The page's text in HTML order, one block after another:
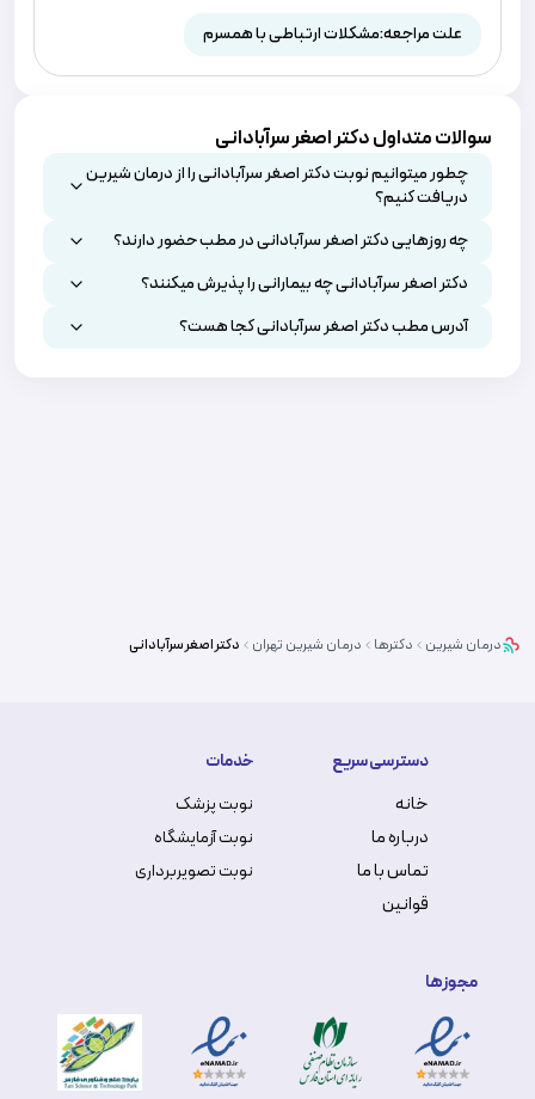
علت مراجعه:مشکلات ارتباطی با همسرم
سوالات متداول دکتر اصغر سرآبادانی
چطور میتوانیم نوبت دکتر اصغر سرآبادانی را از درمان شیرین
دریافت کنیم؟
چه روزهایی دکتر اصغر سرآبادانی در مطب حضور دارند؟
دکتر اصغر سرآبادانی چه بیمارانی را پذیرش میکنند؟
آدرس مطب دکتر اصغر سرآبادانی کجا هست؟
درمان شیرین دکترها درمان شیرین تهران دکتراصغر سرآبادانی
دسترسی سریع
خانه
درباره ما
تماس با ما
قوانین
خدمات
نوبت پزشک
نوبت آزمایشگاه
نوبت تصویربرداری
مجوزها